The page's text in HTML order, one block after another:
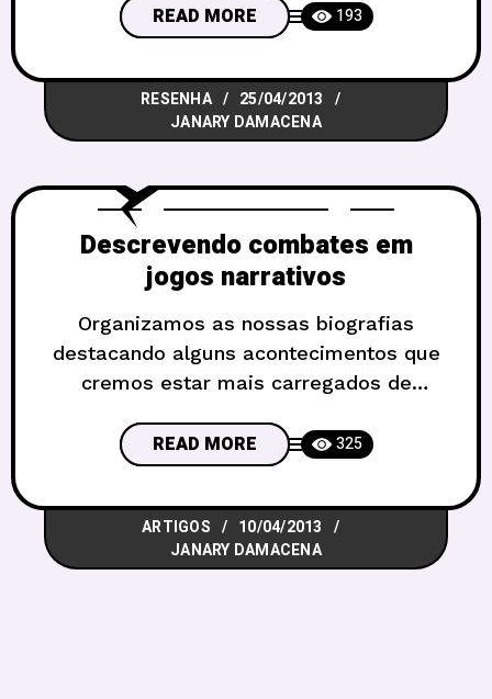
Casa de Jogos com proposta de ser
anual – sempre no feriado de aniversário
da capital – e com grandes proporções
de público e estilo de jogos, abrangendo
o RPG,
READ MORE 193
RESENHA
25/04/2013
JANARY DAMACENA
Descrevendo combates em
jogos narrativos
Organizamos as nossas biografias
destacando alguns acontecimentos que
cremos estar mais carregados de
história pessoal, nos vincula ao passado,
dá continuidade ao presente e nos
remete ao futuro. Quando narramos
algo, estamos construindo nossa moral,
nossos mitos pessoais e coletivos,
READ MORE 325
ARTIGOS
10/04/2013
JANARY DAMACENA